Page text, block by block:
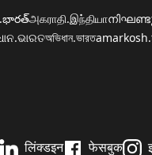
அகராதி.இந்தியா
অভিধান.ভারত
लिंक्डइन फेसबुक